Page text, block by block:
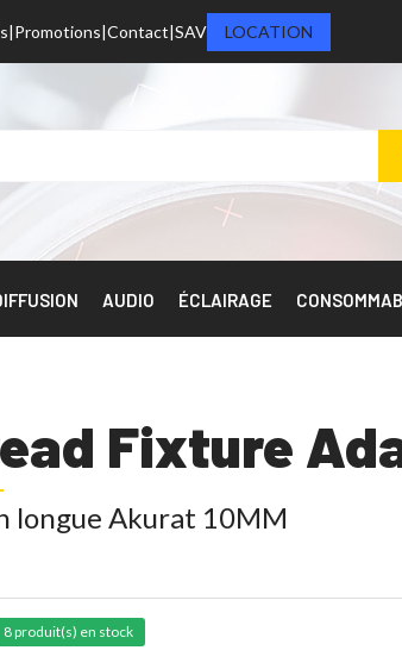
Promotions Contact SAV LOCATION
AUDIO ÉCLAIRAGE
Fixture
longue Akurat 10MM
8 produit(s) en stock